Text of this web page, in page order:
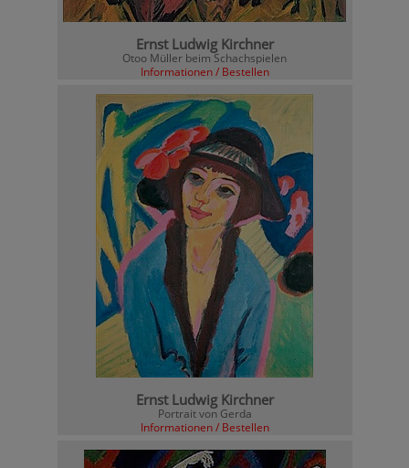
Ernst Ludwig Kirchner
Otoo Müller beim Schachspielen
Informationen / Bestellen
Ernst Ludwig Kirchner
Portrait von Gerda
Informationen / Bestellen